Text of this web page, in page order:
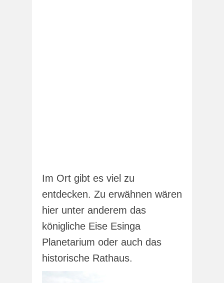
Im Ort gibt es viel zu
entdecken. Zu erwähnen wären
hier unter anderem das
königliche Eise Esinga
Planetarium oder auch das
historische Rathaus.